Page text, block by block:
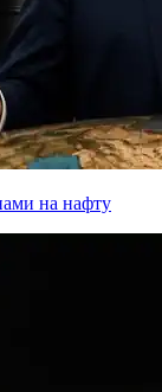
на нафту